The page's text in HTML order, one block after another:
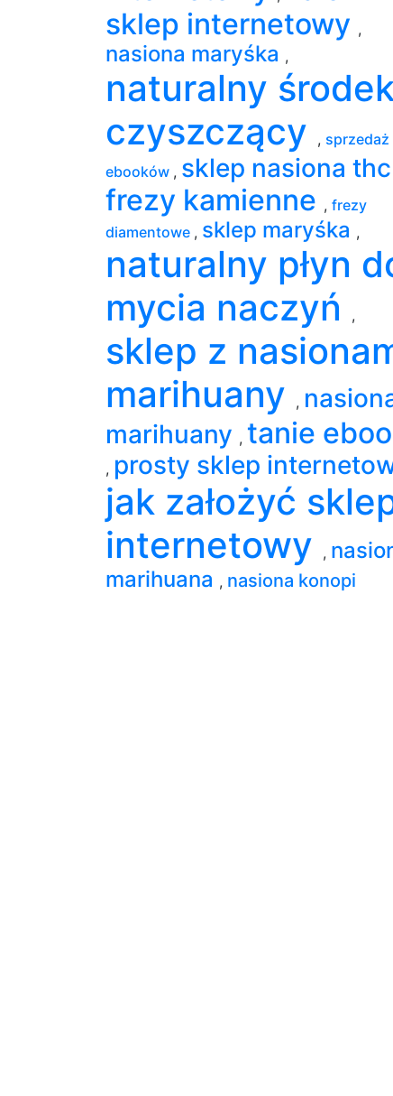
sklep internetowy ,
nasiona maryśka ,
naturalny
czyszczący
, sprzedaż
ebooków , sklep nasiona thc
frezy kamienne , frezy
diamentowe , sklep maryśka ,
naturalny płyn
mycia naczyń
,
sklep z
marihuany
,
marihuany , tanie
, prosty sklep
jak założyć
internetowy
,
marihuana , nasiona konopi